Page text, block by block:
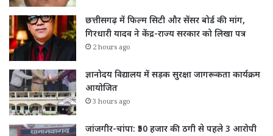
छत्तीसगढ़ में फिल्म सिटी और सेंसर बोर्ड की मांग,
गिरधारी यादव ने केंद्र-राज्य सरकार को लिखा पत्र
2 hours ago
ज्ञानोदय विद्यालय में सड़क सुरक्षा जागरूकता कार्यक्रम
आयोजित
3 hours ago
जांजगीर-चांपा: ₹50 हजार की ठगी से पहले 3 आरोपी